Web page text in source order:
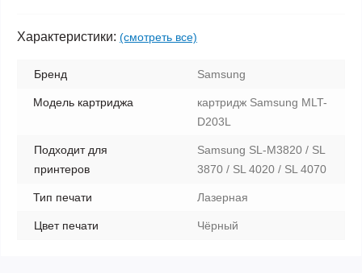
Характеристики: (смотреть все)
Бренд Samsung
Модель картриджа
картридж Samsung MLT-
D203L
Подходит для
принтеров
Samsung SL-M3820 / SL
3870 / SL 4020 / SL 4070
Тип печати Лазерная
Цвет печати Чёрный